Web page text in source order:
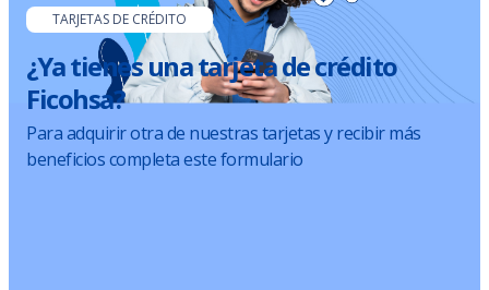
TARJETAS DE CRÉDITO
¿Ya tienes una tarjeta de crédito
Ficohsa?
Para adquirir otra de nuestras tarjetas y recibir más
beneficios completa este formulario